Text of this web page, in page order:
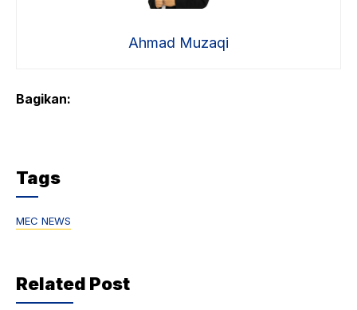
Ahmad Muzaqi
Bagikan:
Tags
MEC NEWS
Related Post